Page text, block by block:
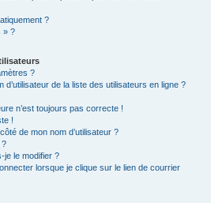
?
» ?
?
de la liste des utilisateurs en ligne ?
n’est toujours pas correcte !
!
de mon nom d’utilisateur ?
?
je le modifier ?
lorsque je clique sur le lien de courrier